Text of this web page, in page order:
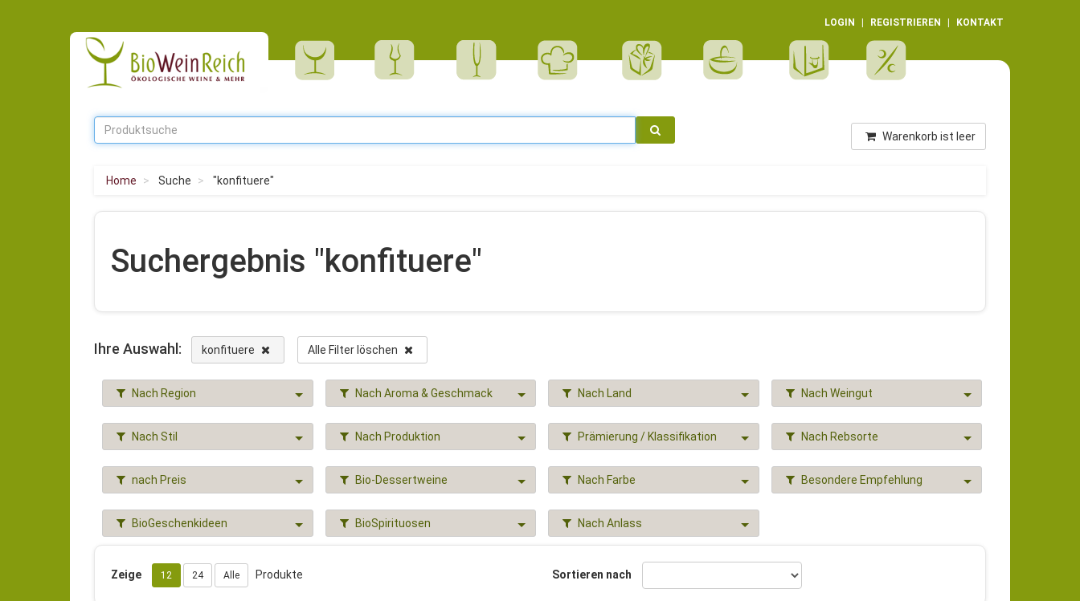
LOGIN REGISTRIEREN KONTAKT
Warenkorb ist leer
Home Suche "konfituere"
Suchergebnis "konfituere"
Ihre Auswahl: konfituere Alle Filter löschen
Nach Region Nach Aroma & Geschmack Nach Land Nach Weingut
Nach Stil Nach Produktion Prämierung / Klassifikation Nach Rebsorte
nach Preis Bio-Dessertweine Nach Farbe Besondere Empfehlung
BioGeschenkideen BioSpirituosen Nach Anlass
Zeige 12 24 Alle Produkte Sortieren nach